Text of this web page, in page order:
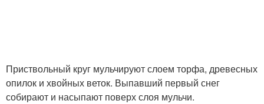
Приствольный круг мульчируют слоем торфа, древесных
опилок и хвойных веток. Выпавший первый снег
собирают и насыпают поверх слоя мульчи.